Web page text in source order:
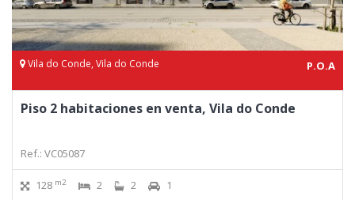
Vila do Conde, Vila do Conde P.O.A
Piso 2 habitaciones en venta, Vila do Conde
Ref.: VC05087
128 m2 2 2 1